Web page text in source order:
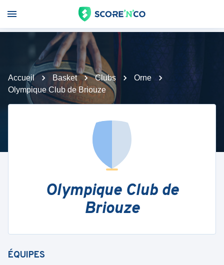
Accueil Basket Clubs
Orne
Olympique Club de Briouze
Olympique Club de
Briouze
ÉQUIPES